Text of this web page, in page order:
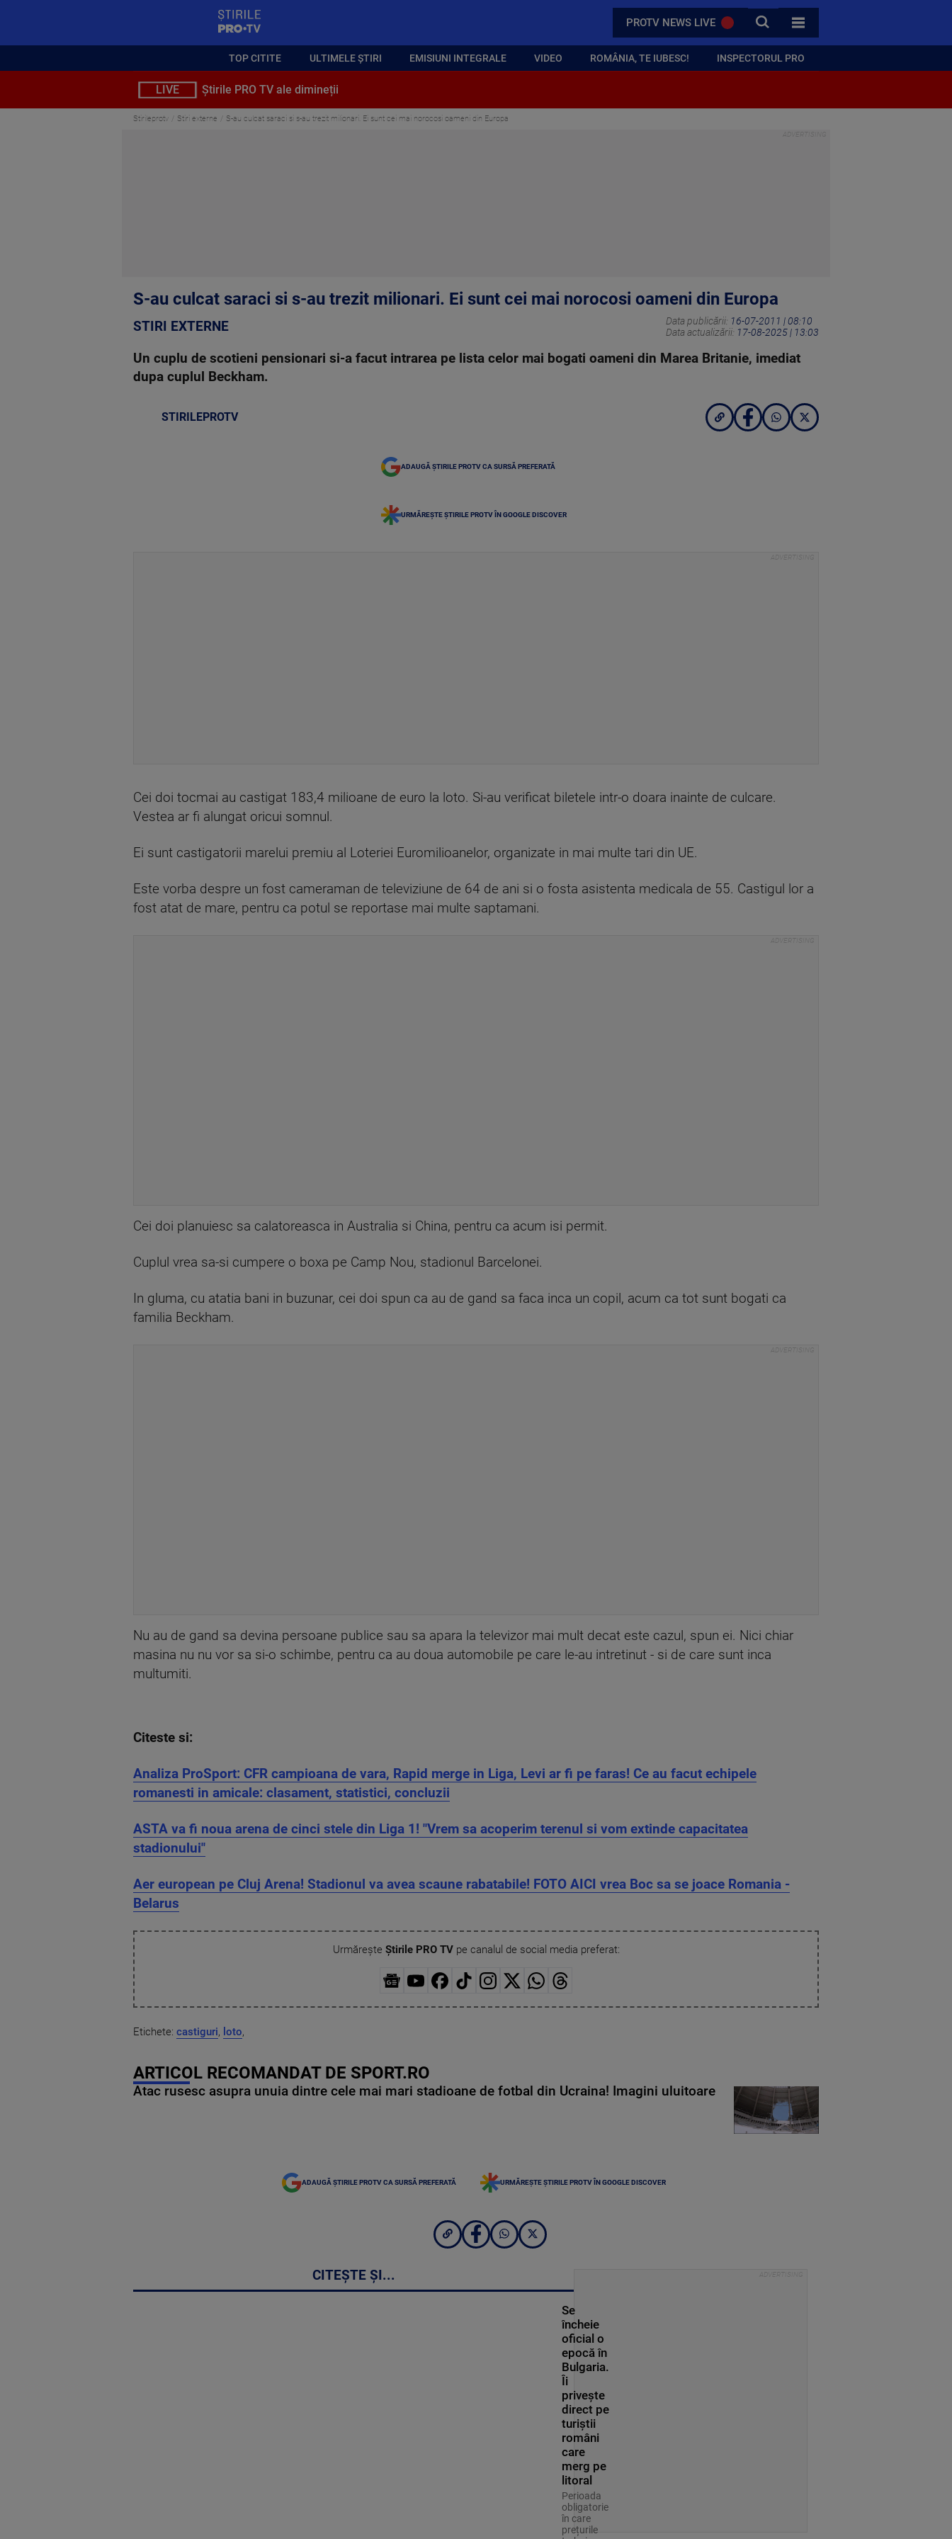
PROTV NEWS LIVE CAUTA
TOATE CATEGORIILE
TOP CITITE ULTIMELE ȘTIRI EMISIUNI INTEGRALE VIDEO ROMÂNIA, TE IUBESC! INSPECTORUL PRO
LIVE Știrile PRO TV ale dimineții
Stirileprotv Stiri externe S-au culcat saraci si s-au trezit milionari. Ei sunt cei mai norocosi oameni din Europa
S-au culcat saraci si s-au trezit milionari. Ei sunt cei mai norocosi oameni din Europa
STIRI EXTERNE Data publicării: 16-07-2011 | 08:10
Data actualizării: 17-08-2025 | 13:03
Un cuplu de scotieni pensionari si-a facut intrarea pe lista celor mai bogati oameni din Marea Britanie, imediat
dupa cuplul Beckham.
STIRILEPROTV
ADAUGĂ ȘTIRILE PROTV CA SURSĂ PREFERATĂ
URMĂREȘTE ȘTIRILE PROTV ÎN GOOGLE DISCOVER
Cei doi tocmai au castigat 183,4 milioane de euro la loto. Si-au verificat biletele intr-o doara inainte de culcare.
Vestea ar fi alungat oricui somnul.
Ei sunt castigatorii marelui premiu al Loteriei Euromilioanelor, organizate in mai multe tari din UE.
Este vorba despre un fost cameraman de televiziune de 64 de ani si o fosta asistenta medicala de 55. Castigul lor a
fost atat de mare, pentru ca potul se reportase mai multe saptamani.
Cei doi planuiesc sa calatoreasca in Australia si China, pentru ca acum isi permit.
Cuplul vrea sa-si cumpere o boxa pe Camp Nou, stadionul Barcelonei.
In gluma, cu atatia bani in buzunar, cei doi spun ca au de gand sa faca inca un copil, acum ca tot sunt bogati ca
familia Beckham.
Nu au de gand sa devina persoane publice sau sa apara la televizor mai mult decat este cazul, spun ei. Nici chiar
masina nu nu vor sa si-o schimbe, pentru ca au doua automobile pe care le-au intretinut - si de care sunt inca
multumiti.
Citeste si:
Analiza ProSport: CFR campioana de vara, Rapid merge in Liga, Levi ar fi pe faras! Ce au facut echipele
romanesti in amicale: clasament, statistici, concluzii
ASTA va fi noua arena de cinci stele din Liga 1! "Vrem sa acoperim terenul si vom extinde capacitatea
stadionului"
Aer european pe Cluj Arena! Stadionul va avea scaune rabatabile! FOTO AICI vrea Boc sa se joace Romania -
Belarus
Urmărește Știrile PRO TVpe canalul de social media preferat:
Etichete: castiguri, loto,
ARTICOL RECOMANDAT DE SPORT.RO
Atac rusesc asupra unuia dintre cele mai mari stadioane de fotbal din Ucraina! Imagini uluitoare
ADAUGĂ ȘTIRILE PROTV CA SURSĂ PREFERATĂ URMĂREȘTE ȘTIRILE PROTV ÎN GOOGLE DISCOVER
CITEȘTE ȘI...
Se
încheie
oficial o
epocă în
Bulgaria.
Îi
privește
direct pe
turiștii
români
care
merg pe
litoral
Perioada
obligatorie
în care
prețurile